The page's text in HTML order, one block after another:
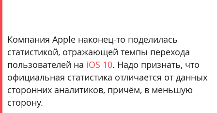
Компания Apple наконец-то поделилась
статистикой, отражающей темпы перехода
пользователей на iOS 10. Надо признать, что
официальная статистика отличается от данных
сторонних аналитиков, причём, в меньшую
сторону.
много-
много
других.
Подробнее..